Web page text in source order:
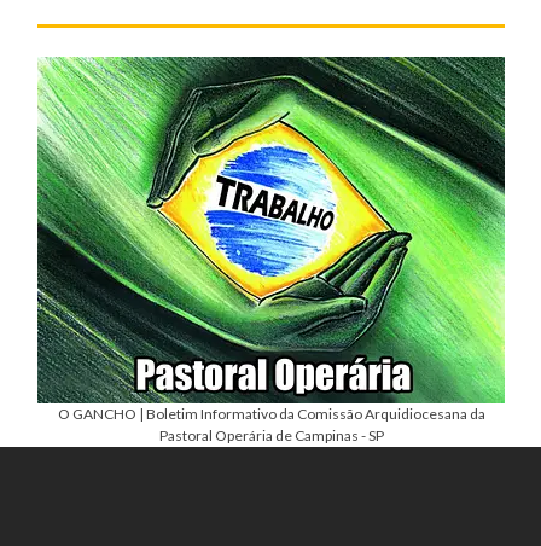
O GANCHO | Boletim Informativo da Comissão Arquidiocesana da
Pastoral Operária de Campinas - SP